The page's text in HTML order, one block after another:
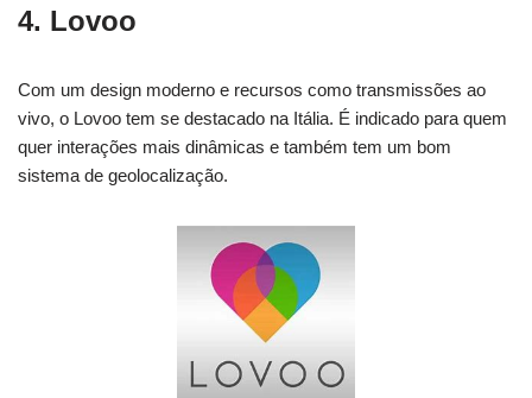
4. Lovoo
Com um design moderno e recursos como transmissões ao
vivo, o Lovoo tem se destacado na Itália. É indicado para quem
quer interações mais dinâmicas e também tem um bom
sistema de geolocalização.